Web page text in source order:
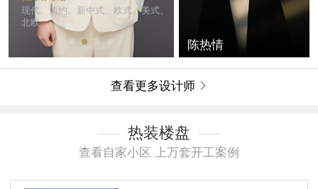
现代、简约、新中式 简约、极简、美式、轻奢、其他
陈热情
查看更多设计师 
热装楼盘
查看自家小区 上万套开工案例